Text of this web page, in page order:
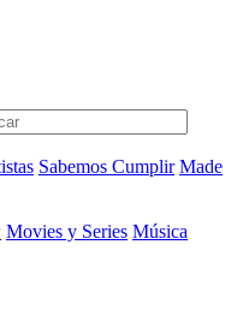
Sabemos Cumplir Made
Movies y Series Música